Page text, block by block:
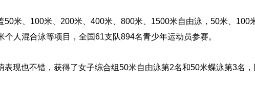
、100米、200米、400米、800米、1500米自由泳，50米、100米
人混合泳等项目，全国61支队894名青少年运动员参赛。
现也不错，获得了女子综合组50米自由泳第2名和50米蝶泳第3名，